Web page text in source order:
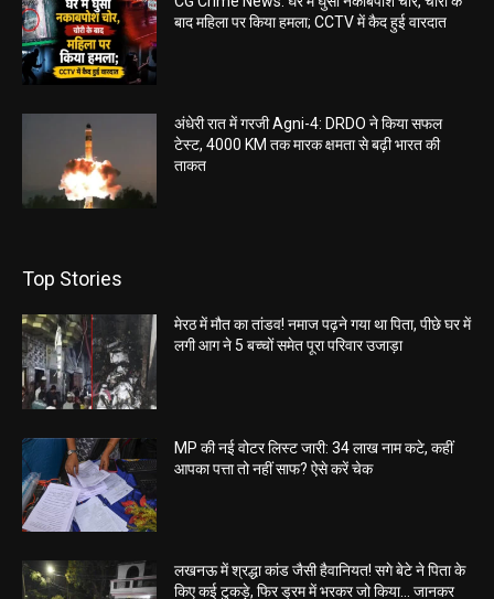
बाद महिला पर किया हमला; CCTV में कैद हुई वारदात
अंधेरी रात में गरजी Agni-4: DRDO ने किया सफल
टेस्ट, 4000 KM तक मारक क्षमता से बढ़ी भारत की
ताकत
Top Stories
मेरठ में मौत का तांडव! नमाज पढ़ने गया था पिता, पीछे घर में
लगी आग ने 5 बच्चों समेत पूरा परिवार उजाड़ा
MP की नई वोटर लिस्ट जारी: 34 लाख नाम कटे, कहीं
आपका पत्ता तो नहीं साफ? ऐसे करें चेक
लखनऊ में श्रद्धा कांड जैसी हैवानियत! सगे बेटे ने पिता के
किए कई टुकड़े, फिर ड्रम में भरकर जो किया… जानकर